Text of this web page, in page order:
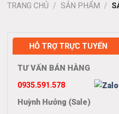
TRANG CHỦ / SẢN PHẨM /
HỖ TRỢ TRỰC TUYẾN
TƯ VẤN BÁN HÀNG
0935.591.578
Huỳnh Hưởng (Sale)